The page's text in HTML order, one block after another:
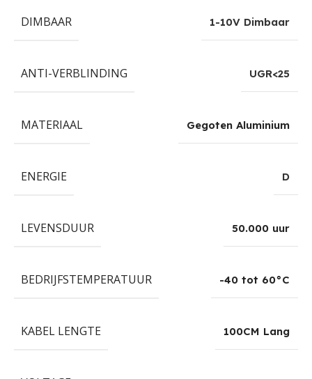
DIMBAAR 1-10V Dimbaar
ANTI-VERBLINDING UGR<25
MATERIAAL Gegoten Aluminium
ENERGIE D
LEVENSDUUR 50.000 uur
BEDRIJFSTEMPERATUUR -40 tot 60°C
KABEL LENGTE 100CM Lang